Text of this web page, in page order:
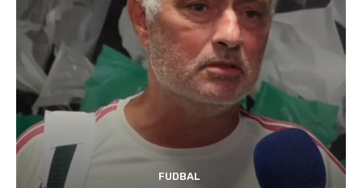
FUDBAL